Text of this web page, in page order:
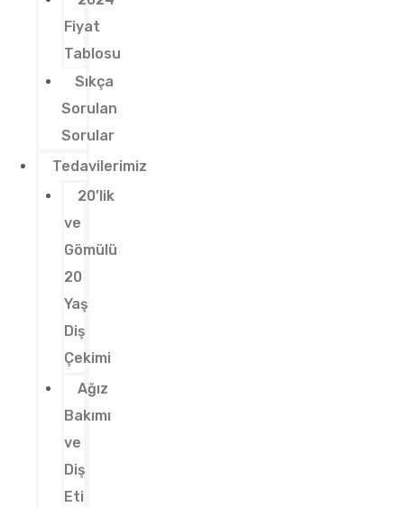
Fiyat
Tablosu
Sıkça
Sorulan
Sorular
Tedavilerimiz
20’lik
ve
Gömülü
20
Yaş
Diş
Çekimi
Ağız
Bakımı
ve
Diş
Eti